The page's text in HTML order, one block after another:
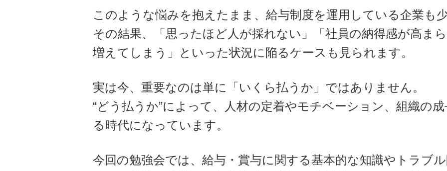
このような悩みを抱えたまま、給与制度を運用している企業も
その結果、「思ったほど人が採れない」「社員の納得感が高ま
増えてしまう」といった状況に陥るケースも見られます。
実は今、重要なのは単に「いくら払うか」ではありません。
“どう払うか”によって、人材の定着やモチベーション、組織の
る時代になっています。
今回の勉強会では、給与・賞与に関する基本的な知識やトラブ